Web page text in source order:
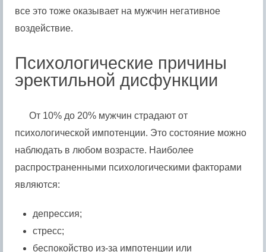
все это тоже оказывает на мужчин негативное
воздействие.
Психологические причины
эректильной дисфункции
От 10% до 20% мужчин страдают от
психологической импотенции. Это состояние можно
наблюдать в любом возрасте. Наиболее
распространенными психологическими факторами
являются:
депрессия;
стресс;
беспокойство из-за импотенции или